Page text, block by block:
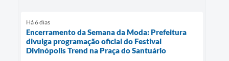
Há 6 dias
Encerramento da Semana da Moda: Prefeitura
divulga programação oficial do Festival
Divinópolis Trend na Praça do Santuário